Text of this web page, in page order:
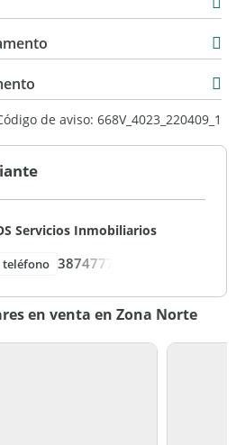
ubicada y lista para
hogar.
en detalle esta propiedad!
de aviso: 668V_4023_220409_1
Servicios Inmobiliarios
teléfono 3874777
en venta en Zona Norte